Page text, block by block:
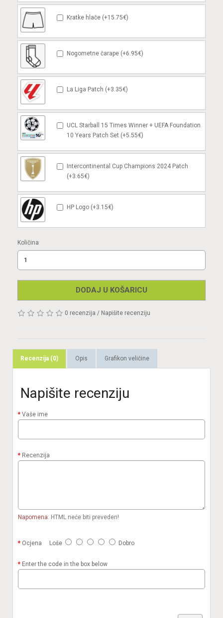
Kratke hlače (+15.75€)
Nogometne čarape (+6.95€)
La Liga Patch (+3.35€)
UCL Starball 15 Times Winner + UEFA Foundation
10 Years Patch Set (+5.55€)
Intercontinental Cup Champions 2024 Patch
(+3.65€)
HP Logo (+3.15€)
Količina
DODAJ U KOŠARICU
0 recenzija / Napišite recenziju
Recenzija (0) Opis Grafikon veličine
Napišite recenziju
Vaše ime
Recenzija
Napomena: HTML neće biti preveden!
Ocjena Loše Dobro
Enter the code in the box below